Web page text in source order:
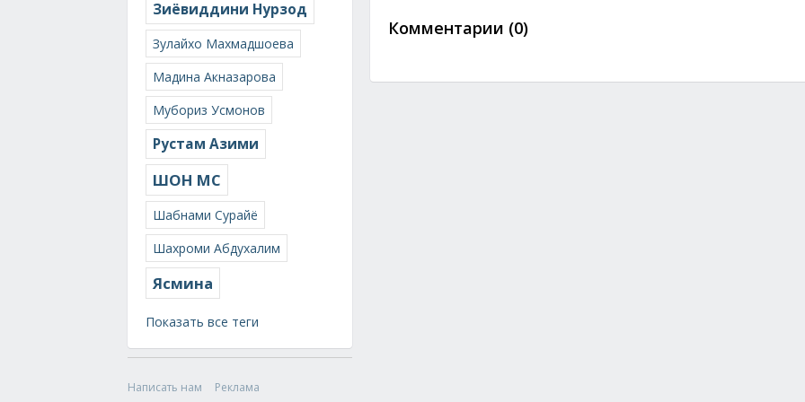
Зиёвиддини Нурзод
Зулайхо Махмадшоева
Мадина Акназарова
Мубориз Усмонов
Рустам Азими
ШОН МС
Шабнами Сурайё
Шахроми Абдухалим
Ясмина
Показать все теги
Написать нам
Реклама
Комментарии (0)